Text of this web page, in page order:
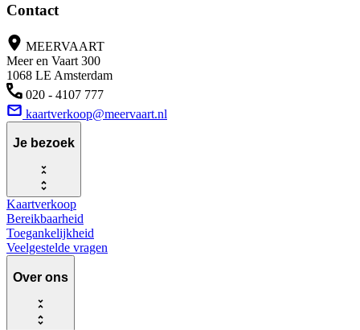
Contact
MEERVAART
Meer en Vaart 300
1068 LE Amsterdam
020 - 4107 777
kaartverkoop@meervaart.nl
Je bezoek
Kaartverkoop
Bereikbaarheid
Toegankelijkheid
Veelgestelde vragen
Over ons